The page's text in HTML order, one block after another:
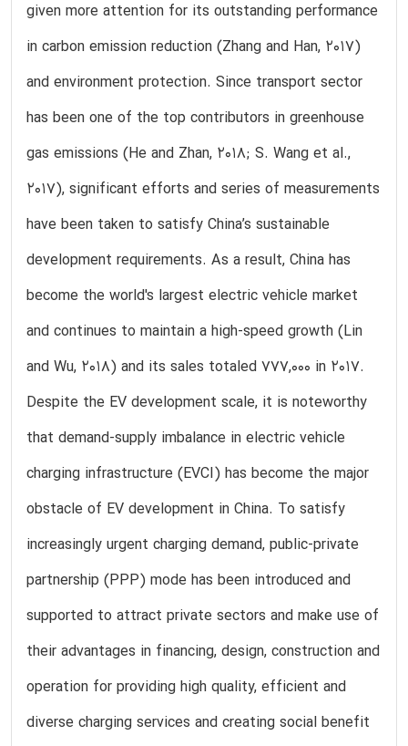
given more attention for its outstanding performance
in carbon emission reduction (Zhang and Han, 2017)
and environment protection. Since transport sector
has been one of the top contributors in greenhouse
gas emissions (He and Zhan, 2018; S. Wang et al.,
2017), significant efforts and series of measurements
have been taken to satisfy China’s sustainable
development requirements. As a result, China has
become the world's largest electric vehicle market
and continues to maintain a high-speed growth (Lin
and Wu, 2018) and its sales totaled 777,000 in 2017.
Despite the EV development scale, it is noteworthy
that demand-supply imbalance in electric vehicle
charging infrastructure (EVCI) has become the major
obstacle of EV development in China. To satisfy
increasingly urgent charging demand, public-private
partnership (PPP) mode has been introduced and
supported to attract private sectors and make use of
their advantages in financing, design, construction and
operation for providing high quality, efficient and
diverse charging services and creating social benefit